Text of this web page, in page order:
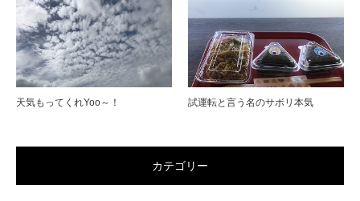
天気もってくれYoo～！ 試運転と言う名のサボリ本気
カテゴリー